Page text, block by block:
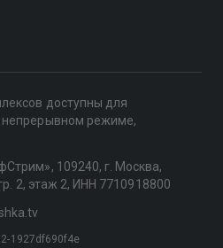
доступны для
непрерывном режиме,
109240, г. Москва,
2, этаж 2, ИНН 7710918800
1927df690f4e